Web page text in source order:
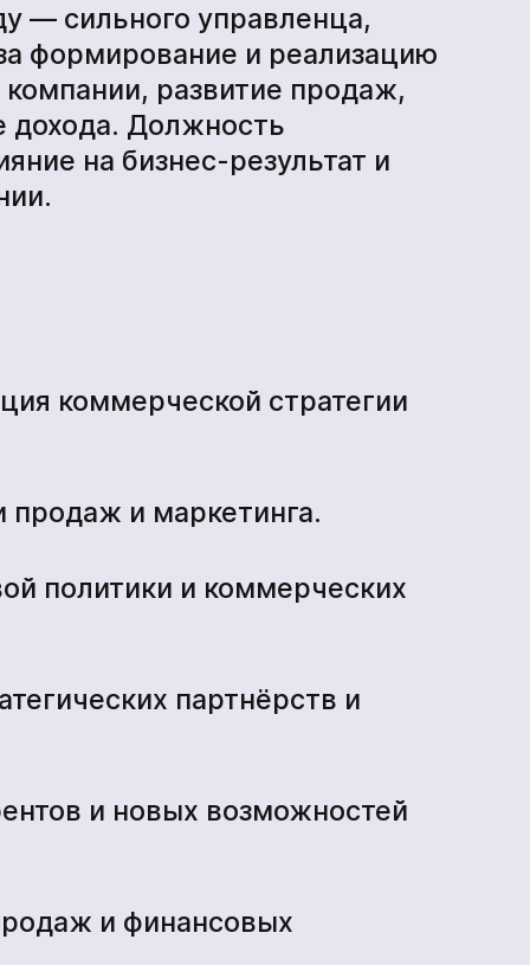
— сильного управленца,
формирование и реализацию
развитие продаж,
дохода. Должность
на бизнес-результат и
коммерческой стратегии
продаж и маркетинга.
политики и коммерческих
партнёрств и
и новых возможностей
и финансовых